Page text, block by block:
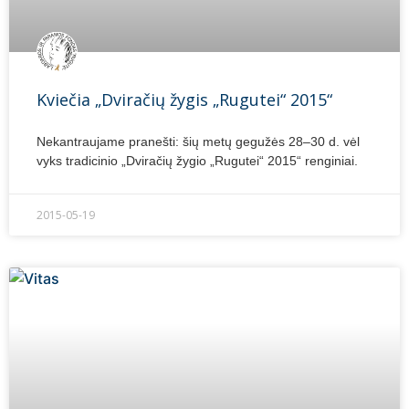
Kviečia „Dviračių žygis „Rugutei“ 2015“
Nekantraujame pranešti: šių metų gegužės 28–30 d. vėl
vyks tradicinio „Dviračių žygio „Rugutei“ 2015“ renginiai.
2015-05-19